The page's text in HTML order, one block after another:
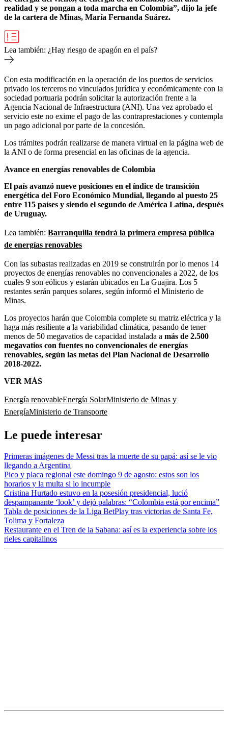
realidad y se pongan a toda marcha en Colombia”, dijo la jefe
de la cartera de Minas, María Fernanda Suárez.
Lea también: ¿Hay riesgo de apagón en el país?
Con esta modificación en la operación de los puertos de servicios
privado los terceros no vinculados jurídica y económicamente con la
sociedad portuaria podrán solicitar la autorización frente a la
Agencia Nacional de Infraestructura (ANI). Una vez aprobado el
servicio este no exime el pago de las contraprestaciones y contempla
un pago adicional por parte de la concesión.
Los trámites podrán realizarse de manera virtual en la página web de
la ANI o de forma presencial en las oficinas de la agencia.
Avance en energías renovables de Colombia
El país avanzó nueve posiciones en el índice de transición
energética del Foro Económico Mundial, llegando al puesto 25
entre 115 países y siendo el segundo de América Latina, después
de Uruguay.
Lea también: Barranquilla tendrá la primera empresa pública
de energías renovables
Con las subastas realizadas en 2019 se construirán por lo menos 14
proyectos de energías renovables no convencionales a 2022, de los
cuales 9 son eólicos y estarán ubicados en La Guajira. Los 5
restantes serán parques solares, según informó el Ministerio de
Minas.
Los proyectos harán que Colombia complete su matriz eléctrica y la
haga más resiliente a la variabilidad climática, pasando de tener
menos de 50 megavatios de capacidad instalada a más de 2.500
megavatios con fuentes no convencionales de energías
renovables, según las metas del Plan Nacional de Desarrollo
2018-2022.
VER MÁS
Energía renovableEnergía SolarMinisterio de Minas y
EnergíaMinisterio de Transporte
Le puede interesar
Primeras imágenes de Messi tras la muerte de su papá: así se le vio
llegando a Argentina
Pico y placa regional este domingo 9 de agosto: estos son los
horarios y la multa si lo incumple
Cristina Hurtado estuvo en la posesión presidencial, lució
despampanante ‘look’ y dejó palabras: “Colombia está por encima”
Tabla de posiciones de la Liga BetPlay tras victorias de Santa Fe,
Tolima y Fortaleza
Restaurante en el Tren de la Sabana: así es la experiencia sobre los
rieles capitalinos